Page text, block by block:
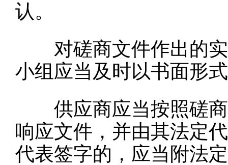
认。
对磋商文件作出的实
小组应当及时以书面形
供应商应当按照磋商
响应文件，并由其法定
代表签字的，应当附法